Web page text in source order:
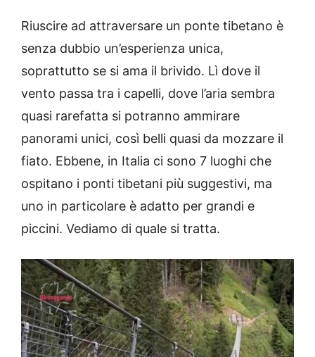
Riuscire ad attraversare un ponte tibetano è
senza dubbio un’esperienza unica,
soprattutto se si ama il brivido. Lì dove il
vento passa tra i capelli, dove l’aria sembra
quasi rarefatta si potranno ammirare
panorami unici, così belli quasi da mozzare il
fiato. Ebbene, in Italia ci sono 7 luoghi che
ospitano i ponti tibetani più suggestivi, ma
uno in particolare è adatto per grandi e
piccini. Vediamo di quale si tratta.